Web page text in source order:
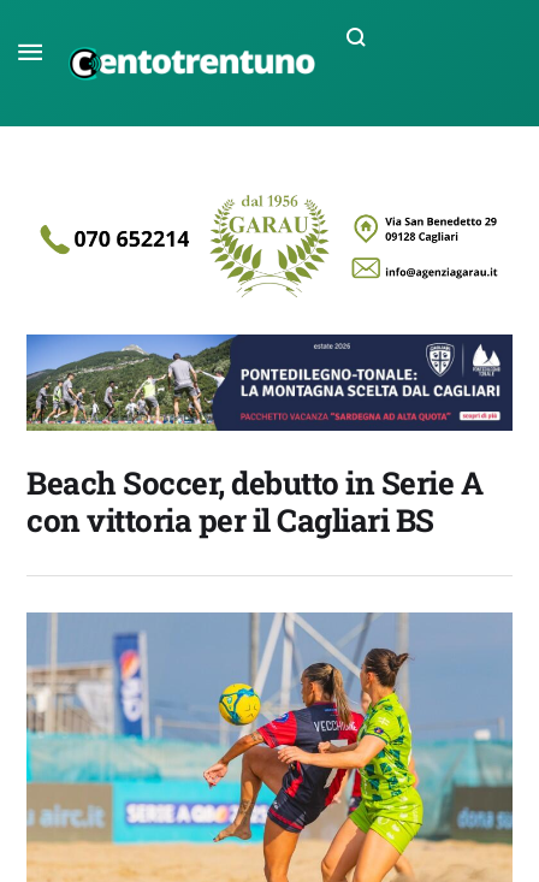
Beach Soccer, debutto in Serie A
con vittoria per il Cagliari BS